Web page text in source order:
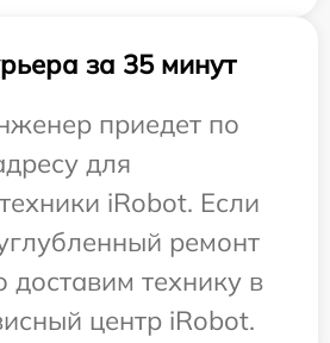
за 35 минут
приедет по
для
iRobot. Если
ремонт
доставим технику в
центр iRobot.